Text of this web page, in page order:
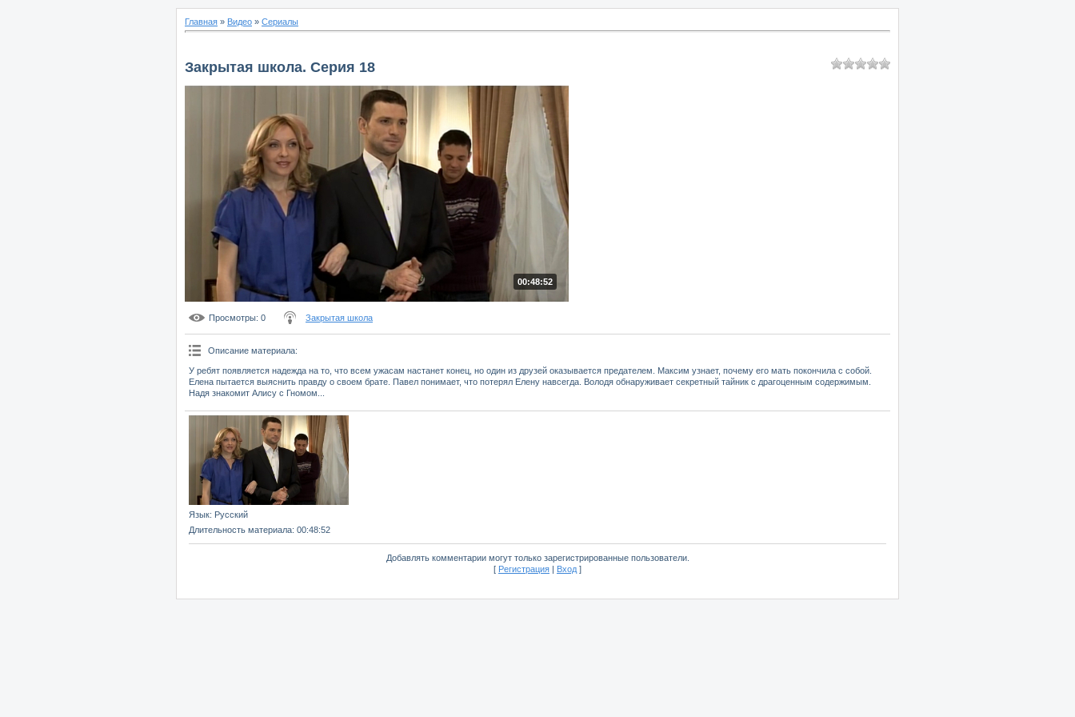
Главная » Видео » Сериалы
Закрытая школа. Серия 18
00:48:52
Просмотры: 0 Закрытая школа
Описание материала:
У ребят появляется надежда на то, что всем ужасам настанет конец, но один из друзей оказывается предателем. Максим узнает, почему его мать покончила с собой.
Елена пытается выяснить правду о своем брате. Павел понимает, что потерял Елену навсегда. Володя обнаруживает секретный тайник с драгоценным содержимым.
Надя знакомит Алису с Гномом...
Язык: Русский
Длительность материала: 00:48:52
Добавлять комментарии могут только зарегистрированные пользователи.
[ Регистрация | Вход ]